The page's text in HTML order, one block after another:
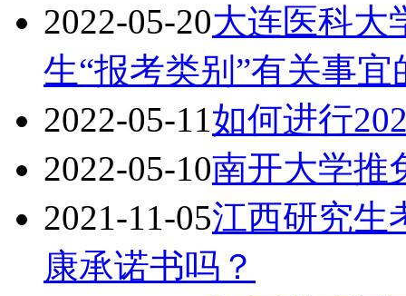
2022-05-20大连医科大
生“报考类别”有关事
2022-05-11如何进行
2022-05-10南开大学推
2021-11-05江西研究生
康承诺书吗？